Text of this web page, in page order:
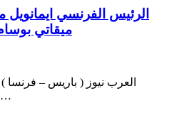
الرئيس الفرنسي
ميقاتي
العرب نيوز ( باريس – فرنسا
ماكرون الرئيس نجيب ميقاتي…